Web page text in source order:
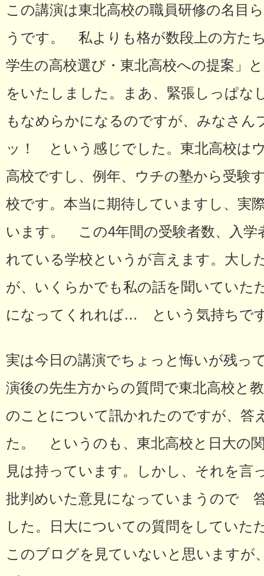
この講演は東北高校の職員研修の名目
うです。 私よりも格が数段上の方た
学生の高校選び・東北高校への提案」
をいたしました。まあ、緊張しっぱな
もなめらかになるのですが、みなさ
ッ！ という感じでした。東北高校は
高校ですし、例年、ウチの塾から受験
校です。本当に期待していますし、実
います。 この4年間の受験者数、入学
れている学校というが言えます。大し
が、いくらかでも私の話を聞いていた
になってくれれば… という気持ちで
実は今日の講演でちょっと悔いが残っ
演後の先生方からの質問で東北高校と
のことについて訊かれたのですが、答
た。 というのも、東北高校と日大の
見は持っています。しかし、それを言
批判めいた意見になっていまうので
した。日大についての質問をしていた
このブログを見ていないと思いますが